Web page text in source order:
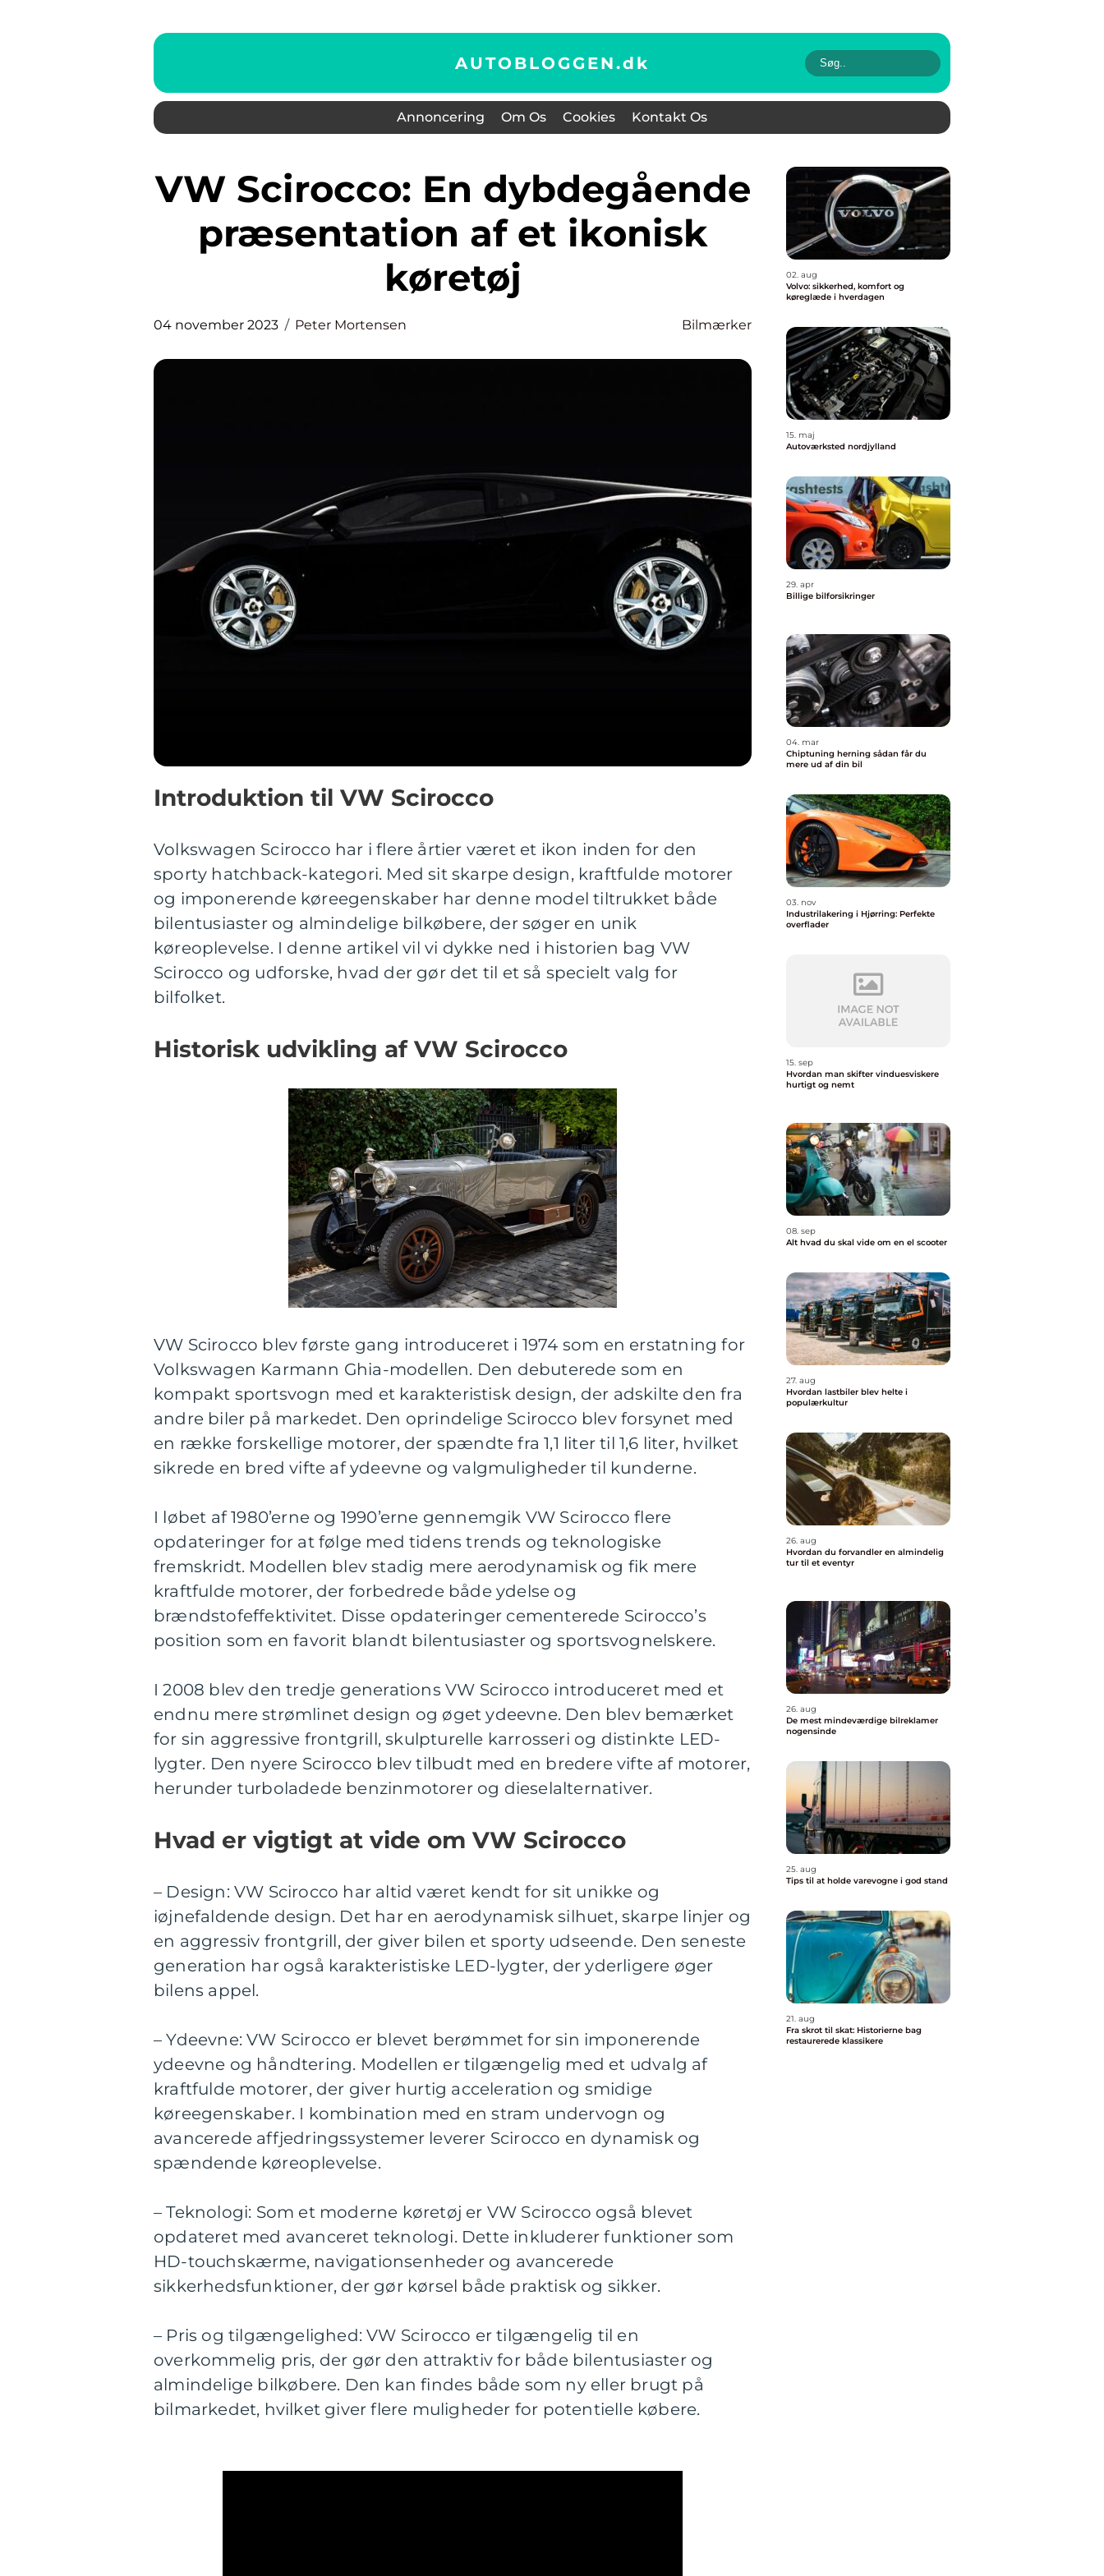
AUTOBLOGGEN.dk
Annoncering Om Os Cookies Kontakt Os
VW Scirocco: En dybdegående
præsentation af et ikonisk
køretøj
04 november 2023 Peter Mortensen Bilmærker
Introduktion til VW Scirocco
Volkswagen Scirocco har i flere årtier været et ikon inden for den
sporty hatchback-kategori. Med sit skarpe design, kraftfulde motorer
og imponerende køreegenskaber har denne model tiltrukket både
bilentusiaster og almindelige bilkøbere, der søger en unik
køreoplevelse. I denne artikel vil vi dykke ned i historien bag VW
Scirocco og udforske, hvad der gør det til et så specielt valg for
bilfolket.
Historisk udvikling af VW Scirocco
VW Scirocco blev første gang introduceret i 1974 som en erstatning for
Volkswagen Karmann Ghia-modellen. Den debuterede som en
kompakt sportsvogn med et karakteristisk design, der adskilte den fra
andre biler på markedet. Den oprindelige Scirocco blev forsynet med
en række forskellige motorer, der spændte fra 1,1 liter til 1,6 liter, hvilket
sikrede en bred vifte af ydeevne og valgmuligheder til kunderne.
I løbet af 1980’erne og 1990’erne gennemgik VW Scirocco flere
opdateringer for at følge med tidens trends og teknologiske
fremskridt. Modellen blev stadig mere aerodynamisk og fik mere
kraftfulde motorer, der forbedrede både ydelse og
brændstofeffektivitet. Disse opdateringer cementerede Scirocco’s
position som en favorit blandt bilentusiaster og sportsvognelskere.
I 2008 blev den tredje generations VW Scirocco introduceret med et
endnu mere strømlinet design og øget ydeevne. Den blev bemærket
for sin aggressive frontgrill, skulpturelle karrosseri og distinkte LED-
lygter. Den nyere Scirocco blev tilbudt med en bredere vifte af motorer,
herunder turboladede benzinmotorer og dieselalternativer.
Hvad er vigtigt at vide om VW Scirocco
– Design: VW Scirocco har altid været kendt for sit unikke og
iøjnefaldende design. Det har en aerodynamisk silhuet, skarpe linjer og
en aggressiv frontgrill, der giver bilen et sporty udseende. Den seneste
generation har også karakteristiske LED-lygter, der yderligere øger
bilens appel.
– Ydeevne: VW Scirocco er blevet berømmet for sin imponerende
ydeevne og håndtering. Modellen er tilgængelig med et udvalg af
kraftfulde motorer, der giver hurtig acceleration og smidige
køreegenskaber. I kombination med en stram undervogn og
avancerede affjedringssystemer leverer Scirocco en dynamisk og
spændende køreoplevelse.
– Teknologi: Som et moderne køretøj er VW Scirocco også blevet
opdateret med avanceret teknologi. Dette inkluderer funktioner som
HD-touchskærme, navigationsenheder og avancerede
sikkerhedsfunktioner, der gør kørsel både praktisk og sikker.
– Pris og tilgængelighed: VW Scirocco er tilgængelig til en
overkommelig pris, der gør den attraktiv for både bilentusiaster og
almindelige bilkøbere. Den kan findes både som ny eller brugt på
bilmarkedet, hvilket giver flere muligheder for potentielle købere.
02. aug
Volvo: sikkerhed, komfort og
køreglæde i hverdagen
15. maj
Autoværksted nordjylland
29. apr
Billige bilforsikringer
04. mar
Chiptuning herning sådan får du
mere ud af din bil
03. nov
Industrilakering i Hjørring: Perfekte
overflader
15. sep
Hvordan man skifter vinduesviskere
hurtigt og nemt
08. sep
Alt hvad du skal vide om en el scooter
27. aug
Hvordan lastbiler blev helte i
populærkultur
26. aug
Hvordan du forvandler en almindelig
tur til et eventyr
26. aug
De mest mindeværdige bilreklamer
nogensinde
25. aug
Tips til at holde varevogne i god stand
21. aug
Fra skrot til skat: Historierne bag
restaurerede klassikere